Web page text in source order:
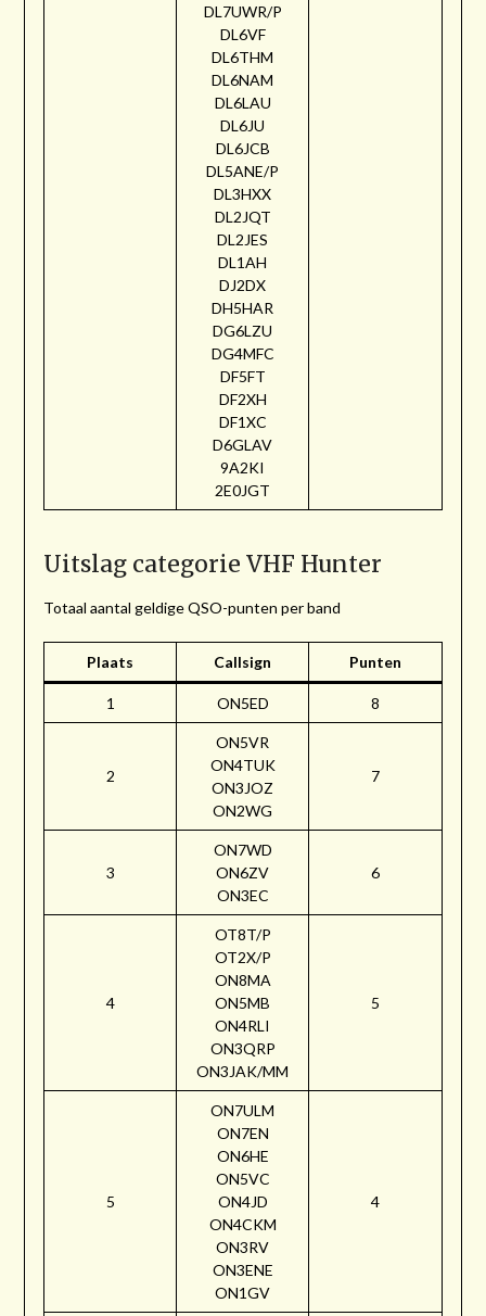
DL7UWR/P
DL6VF
DL6THM
DL6NAM
DL6LAU
DL6JU
DL6JCB
DL5ANE/P
DL3HXX
DL2JQT
DL2JES
DL1AH
DJ2DX
DH5HAR
DG6LZU
DG4MFC
DF5FT
DF2XH
DF1XC
D6GLAV
9A2KI
2E0JGT
Uitslag categorie VHF Hunter
Totaal aantal geldige QSO-punten per band
Plaats Callsign Punten
1 ON5ED 8
2
ON5VR
ON4TUK
ON3JOZ
ON2WG
7
3
ON7WD
ON6ZV
ON3EC
6
4
OT8T/P
OT2X/P
ON8MA
ON5MB
ON4RLI
ON3QRP
ON3JAK/MM
5
5
ON7ULM
ON7EN
ON6HE
ON5VC
ON4JD
ON4CKM
ON3RV
ON3ENE
ON1GV
4